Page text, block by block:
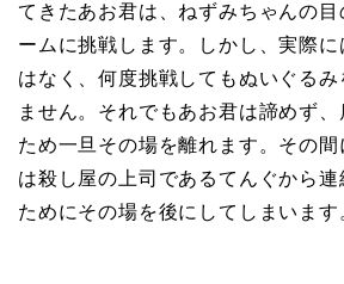
てきたあお君は、ねずみちゃんの
ームに挑戦します。しかし、実際
はなく、何度挑戦してもぬいぐるみ
ません。それでもあお君は諦めず
ため一旦その場を離れます。その
は殺し屋の上司であるてんぐから
ためにその場を後にしてしまいます